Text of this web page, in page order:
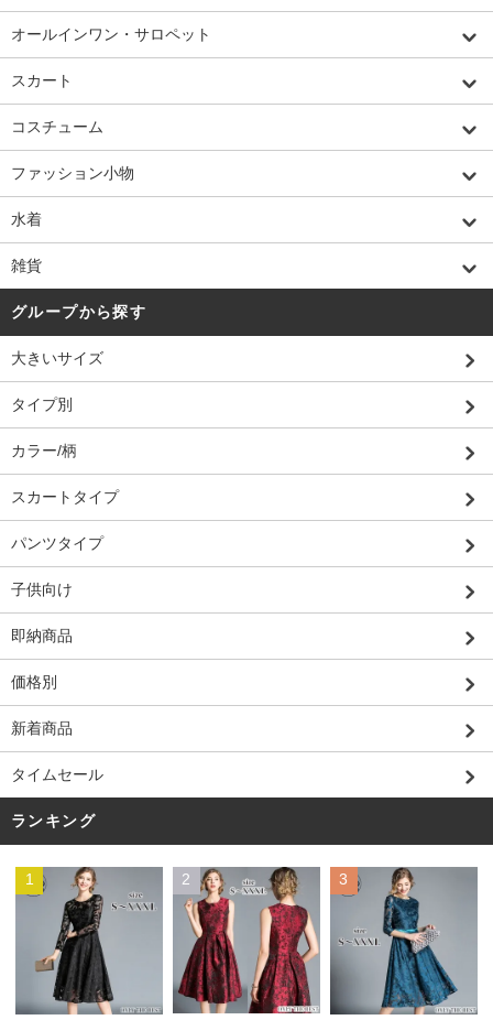
オールインワン・サロペット
スカート
コスチューム
ファッション小物
水着
雑貨
グループから探す
大きいサイズ
タイプ別
カラー/柄
スカートタイプ
パンツタイプ
子供向け
即納商品
価格別
新着商品
タイムセール
ランキング
1 2 3